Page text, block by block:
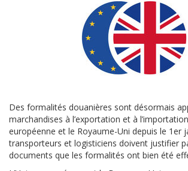
Des formalités douanières sont désormais
marchandises à l’exportation et à
européenne et le Royaume-Uni depuis le 1er
transporteurs et logisticiens doivent justifier
documents que les formalités ont bien été